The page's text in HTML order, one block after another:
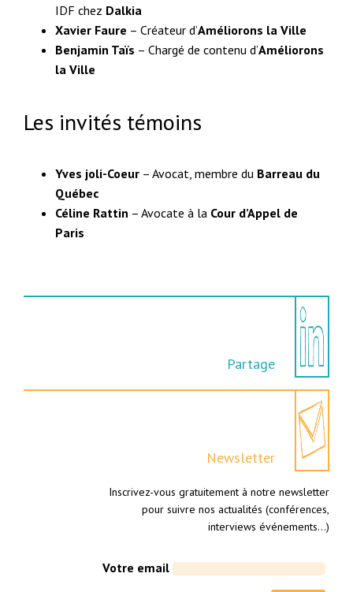
IDF chez Dalkia
Xavier Faure – Créateur d’Améliorons la Ville
Benjamin Taïs – Chargé de contenu d’Améliorons
la Ville
Les invités témoins
Yves joli-Coeur – Avocat, membre du Barreau du
Québec
Céline Rattin – Avocate à la Cour d’Appel de
Paris
Partage
Newsletter
Inscrivez-vous gratuitement à notre newsletter
pour suivre nos actualités (conférences,
interviews événements…)
Votre email